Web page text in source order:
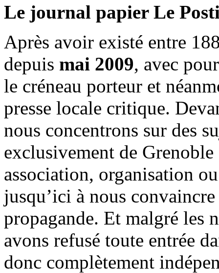
Le journal papier Le
Après avoir existé entre
depuis mai 2009, avec
le créneau porteur et
presse locale critique.
nous concentrons sur des
exclusivement de
association, organisation
jusqu’ici à nous
propagande. Et malgré les
avons refusé toute entrée
donc complètement